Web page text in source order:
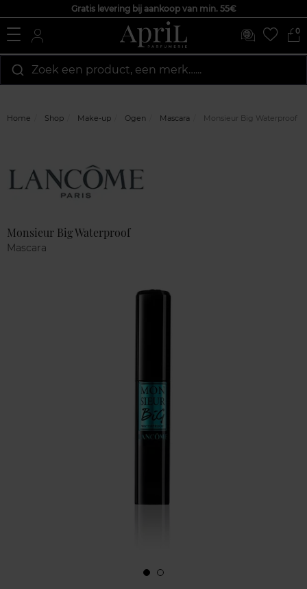
Gratis levering bij aankoop van min. 55€
0
Zoek een product, een merk…...
Home Shop Make-up Ogen Mascara Monsieur Big Waterproof
Monsieur Big Waterproof
Mascara